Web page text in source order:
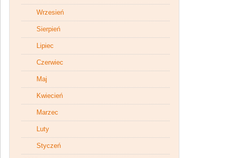
Wrzesień
Sierpień
Lipiec
Czerwiec
Maj
Kwiecień
Marzec
Luty
Styczeń